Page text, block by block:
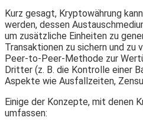
Kurz gesagt, Kryptowährung
werden, dessen
um zusätzliche Einheiten zu
Transaktionen zu sichern und zu
Peer-to-Peer-Methode zur
Dritter (z. B. die Kontrolle einer
Aspekte wie Ausfallzeiten,
Einige der Konzepte, mit denen
umfassen: